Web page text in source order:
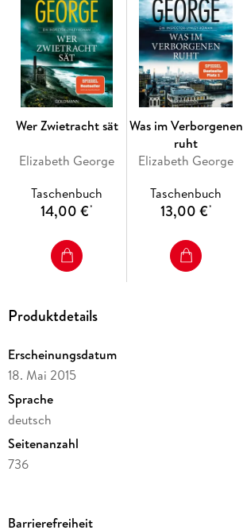
Wer Zwietracht sät
Elizabeth George
Taschenbuch
14,00 €*
Was im Verborgenen
ruht
Elizabeth George
Taschenbuch
13,00 €*
Produktdetails
Erscheinungsdatum
18. Mai 2015
Sprache
deutsch
Seitenanzahl
736
Barrierefreiheit